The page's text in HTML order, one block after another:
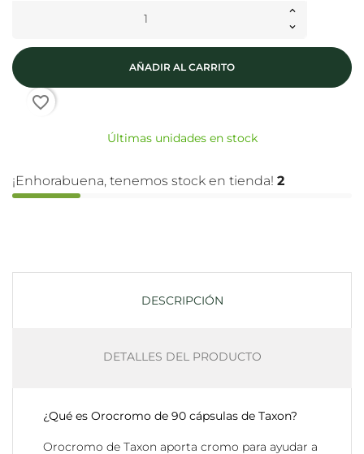
AÑADIR AL CARRITO
favorite_border
Últimas unidades en stock
¡Enhorabuena, tenemos stock en tienda! 2
DESCRIPCIÓN
DETALLES DEL PRODUCTO
¿Qué es Orocromo de 90 cápsulas de Taxon?
Orocromo de Taxon aporta cromo para ayudar a